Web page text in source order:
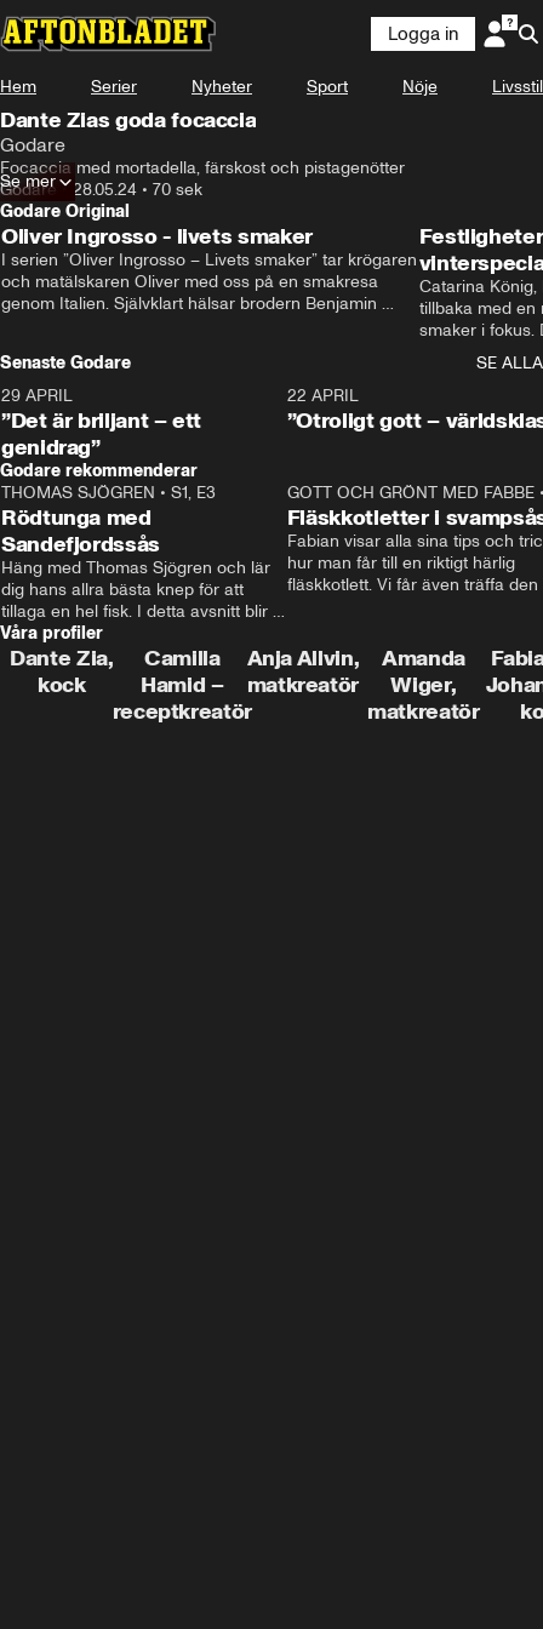
Logga in
Hem Serier Nyheter Sport Nöje Livsstil
Dante Zias goda focaccia
Godare
Focaccia med mortadella, färskost och pistagenötter
Godare • 28.05.24 • 70 sek
Se mer
Godare Original
Oliver Ingrosso - livets smaker
I serien ”Oliver Ingrosso – Livets smaker” tar krögaren
och matälskaren Oliver med oss på en smakresa
genom Italien. Självklart hälsar brodern Benjamin
Catarina
tillbaka med en
smaker i fokus.
julfavoriter
Senaste Godare
SE ALLA
29 APRIL
”Det är briljant – ett
genidrag”
22 APRIL
”Otroligt gott –
Godare rekommenderar
THOMAS SJÖGREN • S1, E3
Rödtunga med
Sandefjordssås
Häng med Thomas Sjögren och lär
dig hans allra bästa knep för att
tillaga en hel fisk. I detta avsnitt blir
de helstekt rödtunga med
sandefjordssås och en magisk sallad
på pepparrot och äpple.
GOTT OCH GRÖNT MED FABBE
Fläskkotletter i
Fabian visar alla sina tips och
hur man får till en riktigt härlig
fläskkotlett. Vi får även träffa den
grisbonde på Gotland.
Våra profiler
Dante Zia,
kock
Camilla
Hamid –
receptkreatör
Anja Allvin,
matkreatör
Amanda
Wiger,
matkreatör